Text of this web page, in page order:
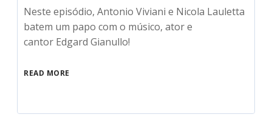
Neste episódio, Antonio Viviani e Nicola Lauletta
batem um papo com o músico, ator e
cantor Edgard Gianullo!
READ MORE